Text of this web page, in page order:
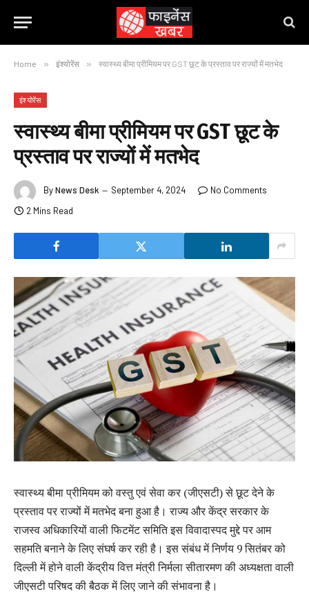
Home » इंश्योरेंस » स्वास्थ्य बीमा प्रीमियम पर GST छूट के प्रस्ताव पर राज्यों में मतभेद
इंश्योरेंस
स्वास्थ्य बीमा प्रीमियम पर GST छूट के
प्रस्ताव पर राज्यों में मतभेद
ByNews Desk September 4, 2024
No Comments
2 Mins Read
स्वास्थ्य बीमा प्रीमियम को वस्तु एवं सेवा कर (जीएसटी) से छूट देने के
प्रस्ताव पर राज्यों में मतभेद बना हुआ है। राज्य और केंद्र सरकार के
राजस्व अधिकारियों वाली फिटमेंट समिति इस विवादास्पद मुद्दे पर आम
सहमति बनाने के लिए संघर्ष कर रही है। इस संबंध में निर्णय 9 सितंबर को
दिल्ली में होने वाली केंद्रीय वित्त मंत्री निर्मला सीतारमण की अध्यक्षता वाली
जीएसटी परिषद की बैठक में लिए जाने की संभावना है।